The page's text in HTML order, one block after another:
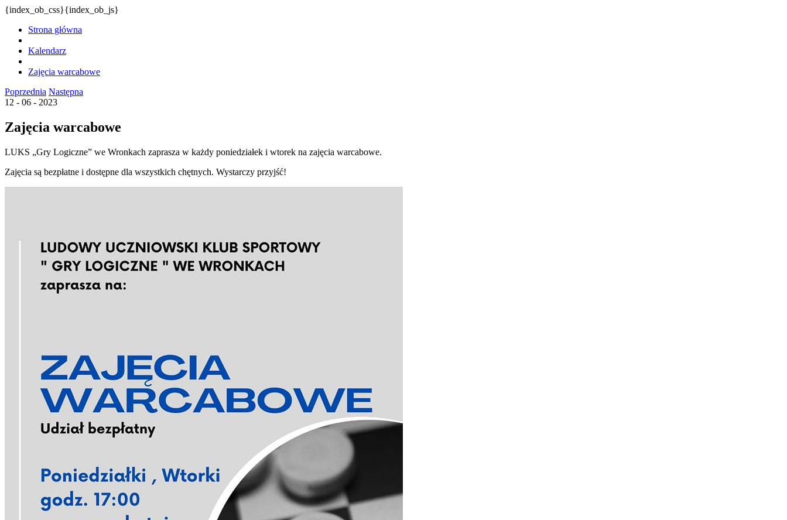
{index_ob_css}{index_ob_js}
Strona główna
Kalendarz
Zajęcia warcabowe
Poprzednia Następna
12 - 06 - 2023
Zajęcia warcabowe
LUKS „Gry Logiczne” we Wronkach zaprasza w każdy poniedziałek i wtorek na zajęcia warcabowe.
Zajęcia są bezpłatne i dostępne dla wszystkich chętnych. Wystarczy przyjść!